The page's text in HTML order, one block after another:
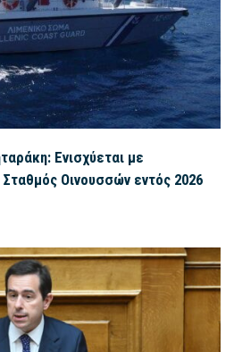
Ενισχύεται με
Οινουσσών εντός 2026